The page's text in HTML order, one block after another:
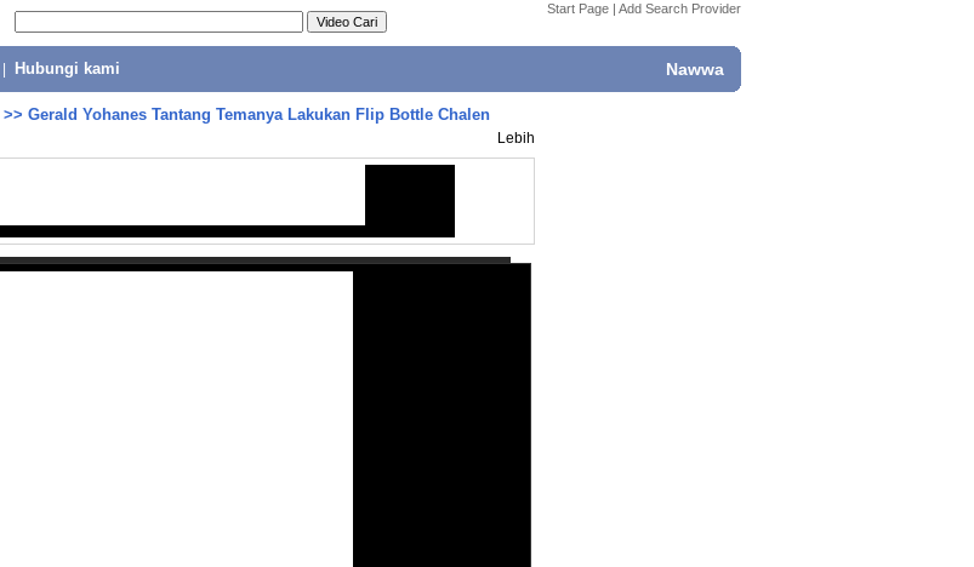
Start Page | Add Search Provider
Hubungi kami Nawwa
>> Gerald Yohanes Tantang Temanya Lakukan Flip Bottle Chalen
Lebih